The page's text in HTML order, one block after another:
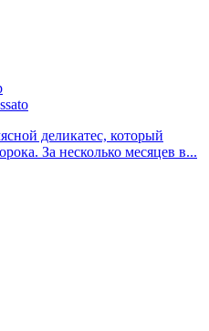
деликатес, который
За несколько месяцев в...